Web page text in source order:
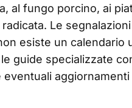
al fungo porcino, ai
Le
esiste un calendario
guide specializzate